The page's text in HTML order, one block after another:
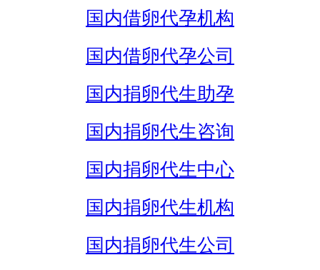
国内借卵代孕机构
国内借卵代孕公司
国内捐卵代生助孕
国内捐卵代生咨询
国内捐卵代生中心
国内捐卵代生机构
国内捐卵代生公司